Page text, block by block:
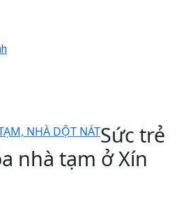
NHÀ DỘT NÁTSức trẻ
nhà tạm ở Xín